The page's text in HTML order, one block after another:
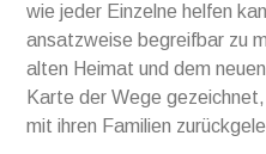
wie jeder Einzelne helfen
ansatzweise begreifbar zu
alten Heimat und dem
Karte der Wege
mit ihren Familien